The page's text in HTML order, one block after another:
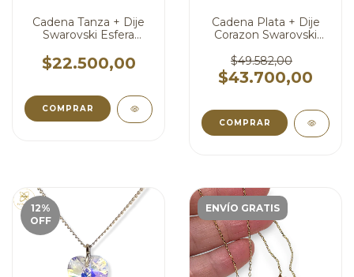
Cadena Tanza + Dije
Swarovski Esfera
cod4383
$22.500,00
COMPRAR
Cadena Plata + Dije
Corazon Swarovski
cod3966
$49.582,00
$43.700,00
COMPRAR
12%
OFF
ENVÍO GRATIS